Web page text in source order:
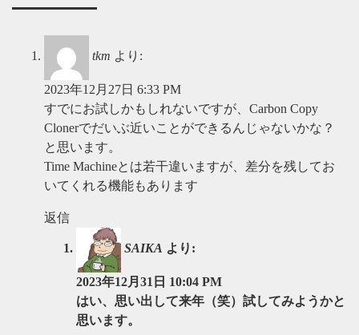
tkm より:
2023年12月27日 6:33 PM
すでにお試しかもしれないですが、Carbon Copy
Clonerでだいぶ近いことができるんじゃないかな？
と思います。
Time Machineとは若干違いますが、差分を残してお
いてくれる機能もあります
返信
SAIKA より:
2023年12月31日 10:04 PM
はい、思い出して来年（笑）試してみようかと
思います。